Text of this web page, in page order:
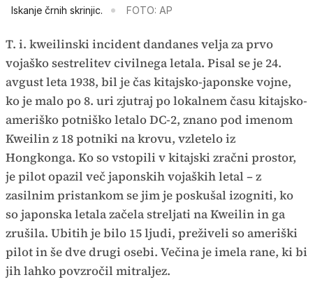
Iskanje črnih skrinjic. FOTO: AP
T. i. kweilinski incident dandanes velja za prvo
vojaško sestrelitev civilnega letala. Pisal se je 24.
avgust leta 1938, bil je čas kitajsko-japonske vojne,
ko je malo po 8. uri zjutraj po lokalnem času kitajsko-
ameriško potniško letalo DC-2, znano pod imenom
Kweilin z 18 potniki na krovu, vzletelo iz
Hongkonga. Ko so vstopili v kitajski zračni prostor,
je pilot opazil več japonskih vojaških letal – z
zasilnim pristankom se jim je poskušal izogniti, ko
so japonska letala začela streljati na Kweilin in ga
zrušila. Ubitih je bilo 15 ljudi, preživeli so ameriški
pilot in še dve drugi osebi. Večina je imela rane, ki bi
jih lahko povzročil mitraljez.